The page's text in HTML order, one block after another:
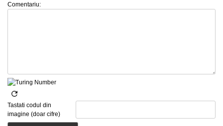
Comentariu:
Tastati codul din
imagine (doar cifre)